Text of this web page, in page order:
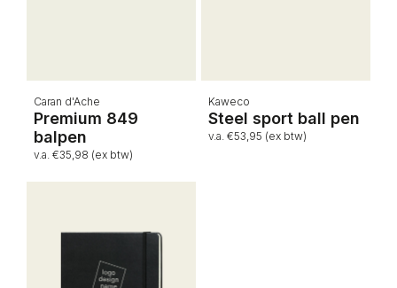
Caran d'Ache
Premium 849
balpen
v.a. €35,98 (ex btw)
Kaweco
Steel sport ball pen
v.a. €53,95 (ex btw)